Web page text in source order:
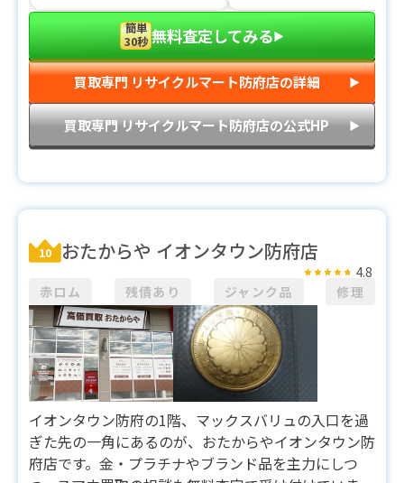
簡単
30秒 無料査定してみる▶︎
買取専門 リサイクルマート防府店の詳細 ▶︎
買取専門 リサイクルマート防府店の公式HP ▶︎
10 おたからや イオンタウン防府店
赤ロム 残債あり ジャンク品 修理
4.8
イオンタウン防府の1階、マックスバリュの入口を過
ぎた先の一角にあるのが、おたからやイオンタウン防
府店です。金・プラチナやブランド品を主力にしつ